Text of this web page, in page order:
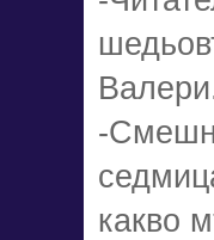
-
какво